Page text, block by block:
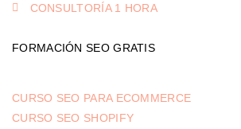
CONSULTORÍA 1 HORA
FORMACIÓN SEO GRATIS
CURSO SEO PARA ECOMMERCE
CURSO SEO SHOPIFY